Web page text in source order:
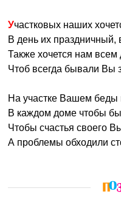
Участковых наших
В день их праздничный,
Также хочется нам всем
Чтоб всегда бывали Вы
На участке Вашем беды
В каждом доме чтобы
Чтобы счастья своего
А проблемы обходили